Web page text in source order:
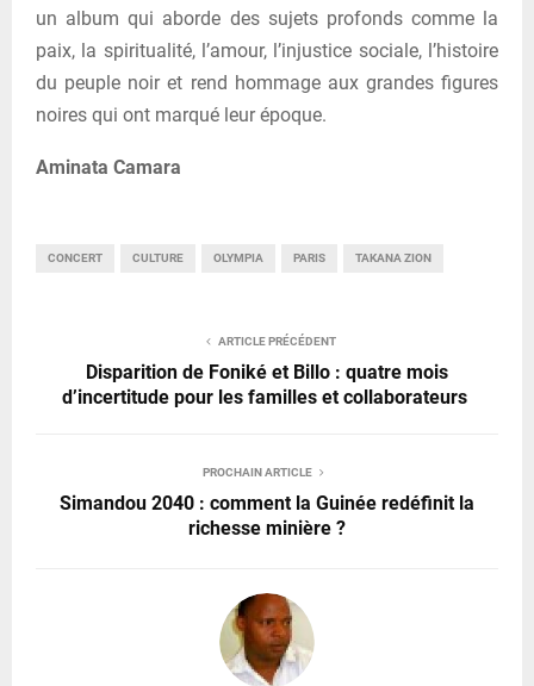
un album qui aborde des sujets profonds comme la
paix, la spiritualité, l’amour, l’injustice sociale, l’histoire
du peuple noir et rend hommage aux grandes figures
noires qui ont marqué leur époque.
Aminata Camara
CONCERT CULTURE OLYMPIA PARIS TAKANA ZION
ARTICLE PRÉCÉDENT
Disparition de Foniké et Billo : quatre mois
d’incertitude pour les familles et collaborateurs
PROCHAIN ARTICLE
Simandou 2040 : comment la Guinée redéfinit la
richesse minière ?